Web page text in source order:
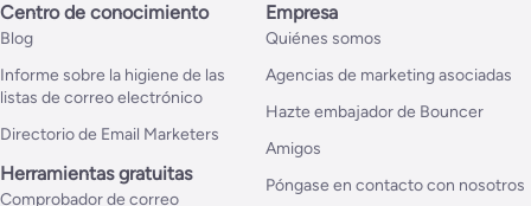
Centro de conocimiento
Blog
Informe sobre la higiene de las
listas de correo electrónico
Directorio de Email Marketers
Herramientas gratuitas
Comprobador de correo
Empresa
Quiénes somos
Agencias de marketing asociadas
Hazte embajador de Bouncer
Amigos
Póngase en contacto con nosotros